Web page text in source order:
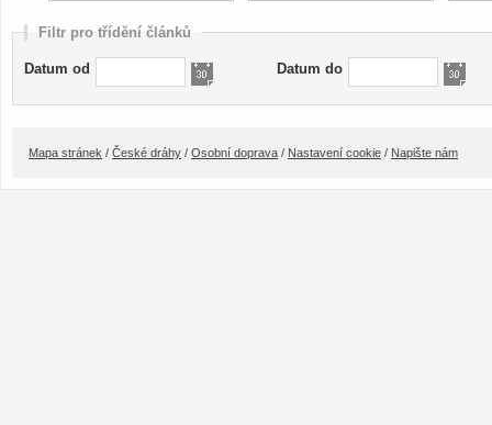
Filtr pro třídění článků
Datum od Datum do
Mapa stránek / České dráhy / Osobní doprava / Nastavení cookie / Napište nám